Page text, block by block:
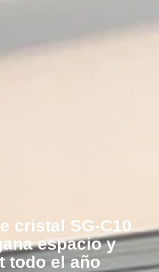
cristal SG-C10
espacio y
todo el año